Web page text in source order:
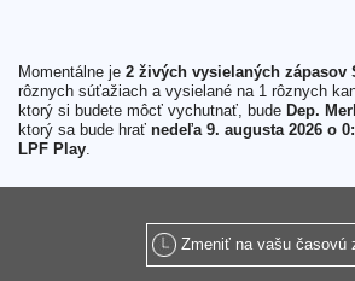
Momentálne je 2 živých vysielaných zápasov
rôznych súťažiach a vysielané na 1 rôznych
ktorý si budete môcť vychutnať, bude Dep.
ktorý sa bude hrať nedeľa 9. augusta 2026 o
LPF Play.
Zmeniť na vašu časovú